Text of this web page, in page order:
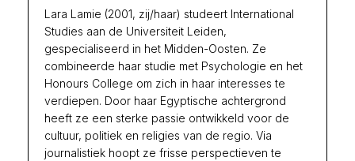
Lara Lamie (2001, zij/haar) studeert International
Studies aan de Universiteit Leiden,
gespecialiseerd in het Midden-Oosten. Ze
combineerde haar studie met Psychologie en het
Honours College om zich in haar interesses te
verdiepen. Door haar Egyptische achtergrond
heeft ze een sterke passie ontwikkeld voor de
cultuur, politiek en religies van de regio. Via
journalistiek hoopt ze frisse perspectieven te